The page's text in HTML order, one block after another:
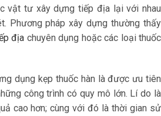
vật tư xây dựng tiếp địa lại với nhau
Phương pháp xây dựng thường thấy
địa chuyên dụng hoặc các loại thuốc
dụng kẹp thuốc hàn là được ưu tiên
công trình có quy mô lớn. Lí do là
cao hơn; cùng với đó là thời gian sử